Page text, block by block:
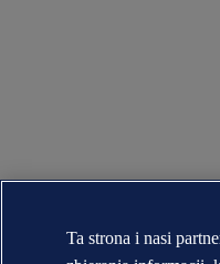
Ta strona i nasi